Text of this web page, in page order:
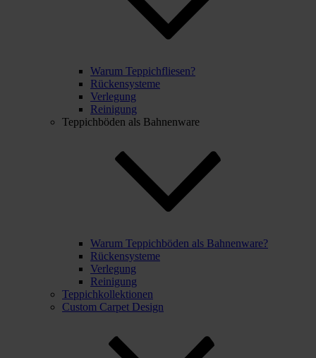
Warum Teppichfliesen?
Rückensysteme
Verlegung
Reinigung
Teppichböden als Bahnenware
Warum Teppichböden als Bahnenware?
Rückensysteme
Verlegung
Reinigung
Teppichkollektionen
Custom Carpet Design